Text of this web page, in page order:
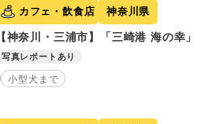
カフェ・飲食店 神奈川県
【神奈川・三浦市】「三崎港 海の幸」
写真レポートあり
小型犬まで